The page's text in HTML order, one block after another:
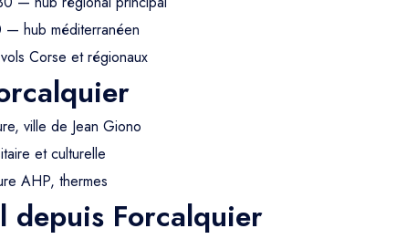
— hub méditerranéen
Corse et régionaux
ville de Jean Giono
et culturelle
AHP, thermes
depuis Forcalquier